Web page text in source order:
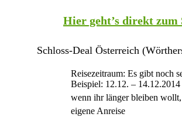
Hier geht’s direkt zum
Schloss-Deal Österreich
Reisezeitraum: Es gibt noch
Beispiel: 12.12. –
wenn ihr länger bleiben
eigene Anreise